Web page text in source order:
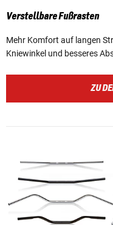
Verstellbare Fußrasten
Mehr Komfort auf langen
Kniewinkel und besseres
ZU